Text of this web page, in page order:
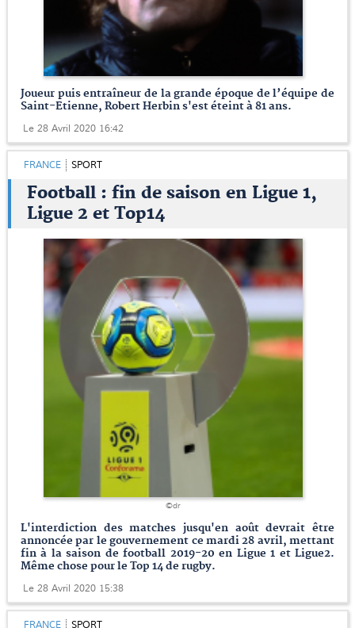
Joueur puis entraîneur de la grande époque de l’équipe de
Saint-Etienne, Robert Herbin s'est éteint à 81 ans.
Le 28 Avril 2020 16:42
FRANCE SPORT
Football : fin de saison en Ligue 1,
Ligue 2 et Top14
©dr
L'interdiction des matches jusqu'en août devrait être
annoncée par le gouvernement ce mardi 28 avril, mettant
fin à la saison de football 2019-20 en Ligue 1 et Ligue2.
Même chose pour le Top 14 de rugby.
Le 28 Avril 2020 15:38
FRANCE SPORT